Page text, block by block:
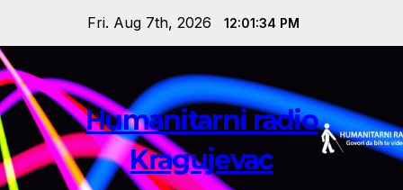
content
Fri. Aug 7th, 2026 12:01:35 PM
Humanitarni radio
Kragujevac